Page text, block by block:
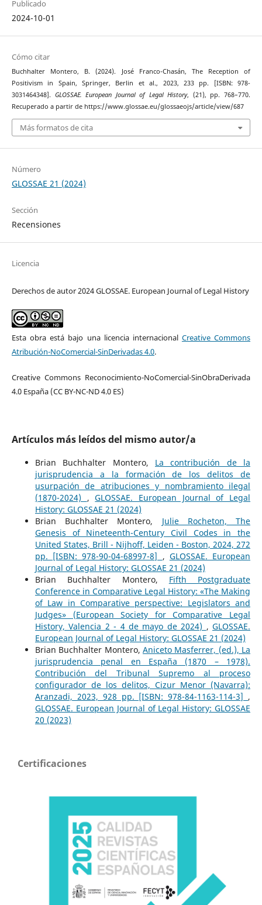
Publicado
2024-10-01
Cómo citar
Buchhalter Montero, B. (2024). José Franco-Chasán, The Reception of
Positivism in Spain, Springer, Berlin et al., 2023, 233 pp. [ISBN: 978-
3031464348]. GLOSSAE. European Journal of Legal History, (21), pp. 768–770.
Recuperado a partir de https://www.glossae.eu/glossaeojs/article/view/687
Más formatos de cita
Número
GLOSSAE 21 (2024)
Sección
Recensiones
Licencia
Derechos de autor 2024 GLOSSAE. European Journal of Legal History
Esta obra está bajo una licencia internacional Creative Commons
Atribución-NoComercial-SinDerivadas 4.0.
Creative Commons Reconocimiento-NoComercial-SinObraDerivada
4.0 España (CC BY-NC-ND 4.0 ES)
Artículos más leídos del mismo autor/a
Brian Buchhalter Montero, La contribución de la
jurisprudencia a la formación de los delitos de
usurpación de atribuciones y nombramiento ilegal
(1870-2024) ,GLOSSAE. European Journal of Legal
History: GLOSSAE 21 (2024)
Brian Buchhalter Montero, Julie Rocheton, The
Genesis of Nineteenth-Century Civil Codes in the
United States, Brill - Nijhoff, Leiden - Boston, 2024, 272
pp. [ISBN: 978-90-04-68997-8] , GLOSSAE. European
Journal of Legal History: GLOSSAE 21 (2024)
Brian Buchhalter Montero, Fifth Postgraduate
Conference in Comparative Legal History: «The Making
of Law in Comparative perspective: Legislators and
Judges» (European Society for Comparative Legal
History, Valencia 2 - 4 de mayo de 2024) ,GLOSSAE.
European Journal of Legal History: GLOSSAE 21 (2024)
Brian Buchhalter Montero, Aniceto Masferrer, (ed.), La
jurisprudencia penal en España (1870 – 1978).
Contribución del Tribunal Supremo al proceso
configurador de los delitos, Cizur Menor (Navarra):
Aranzadi, 2023, 928 pp. [ISBN: 978-84-1163-114-3] ,
GLOSSAE. European Journal of Legal History: GLOSSAE
20 (2023)
Certificaciones